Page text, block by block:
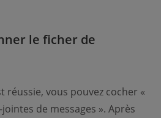
le ficher de
réussie, vous pouvez cocher «
jointes de messages ». Après